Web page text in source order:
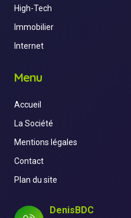
High-Tech
Immobilier
Internet
Menu
Accueil
La Société
Mentions légales
Contact
Plan du site
DenisBDC